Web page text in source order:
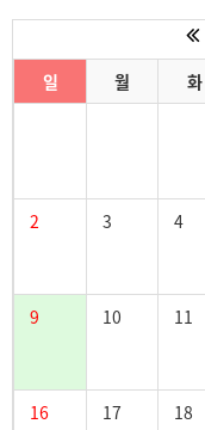
일 월 화
2 3 4
9 10 11
16 17 18